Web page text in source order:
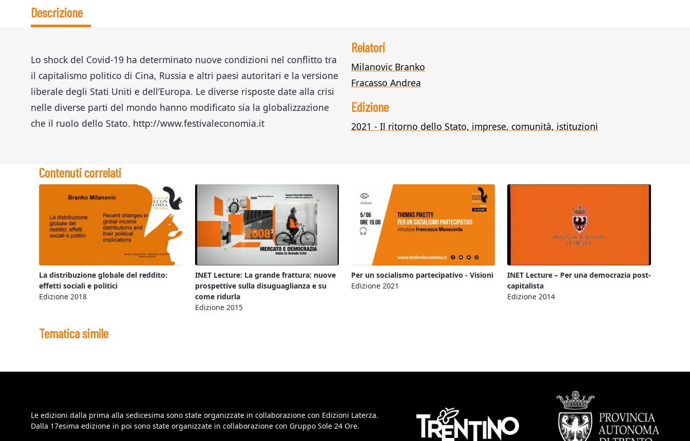
Descrizione
Lo shock del Covid-19 ha determinato nuove condizioni nel conflitto tra
il capitalismo politico di Cina, Russia e altri paesi autoritari e la versione
liberale degli Stati Uniti e dell’Europa. Le diverse risposte date alla crisi
nelle diverse parti del mondo hanno modificato sia la globalizzazione
che il ruolo dello Stato. http://www.festivaleconomia.it
Relatori
Milanovic Branko
Fracasso Andrea
Edizione
2021 - Il ritorno dello Stato, imprese, comunità, istituzioni
Contenuti correlati
La distribuzione globale del reddito:
effetti sociali e politici
Edizione 2018
INET Lecture: La grande frattura: nuove
prospettive sulla disuguaglianza e su
come ridurla
Edizione 2015
Per un socialismo partecipativo - Visioni
Edizione 2021
INET Lecture – Per una democrazia post-
capitalista
Edizione 2014
Tematica simile
Le edizioni dalla prima alla sedicesima sono state organizzate in collaborazione con Edizioni Laterza.
Dalla 17esima edizione in poi sono state organizzate in collaborazione con Gruppo Sole 24 Ore.